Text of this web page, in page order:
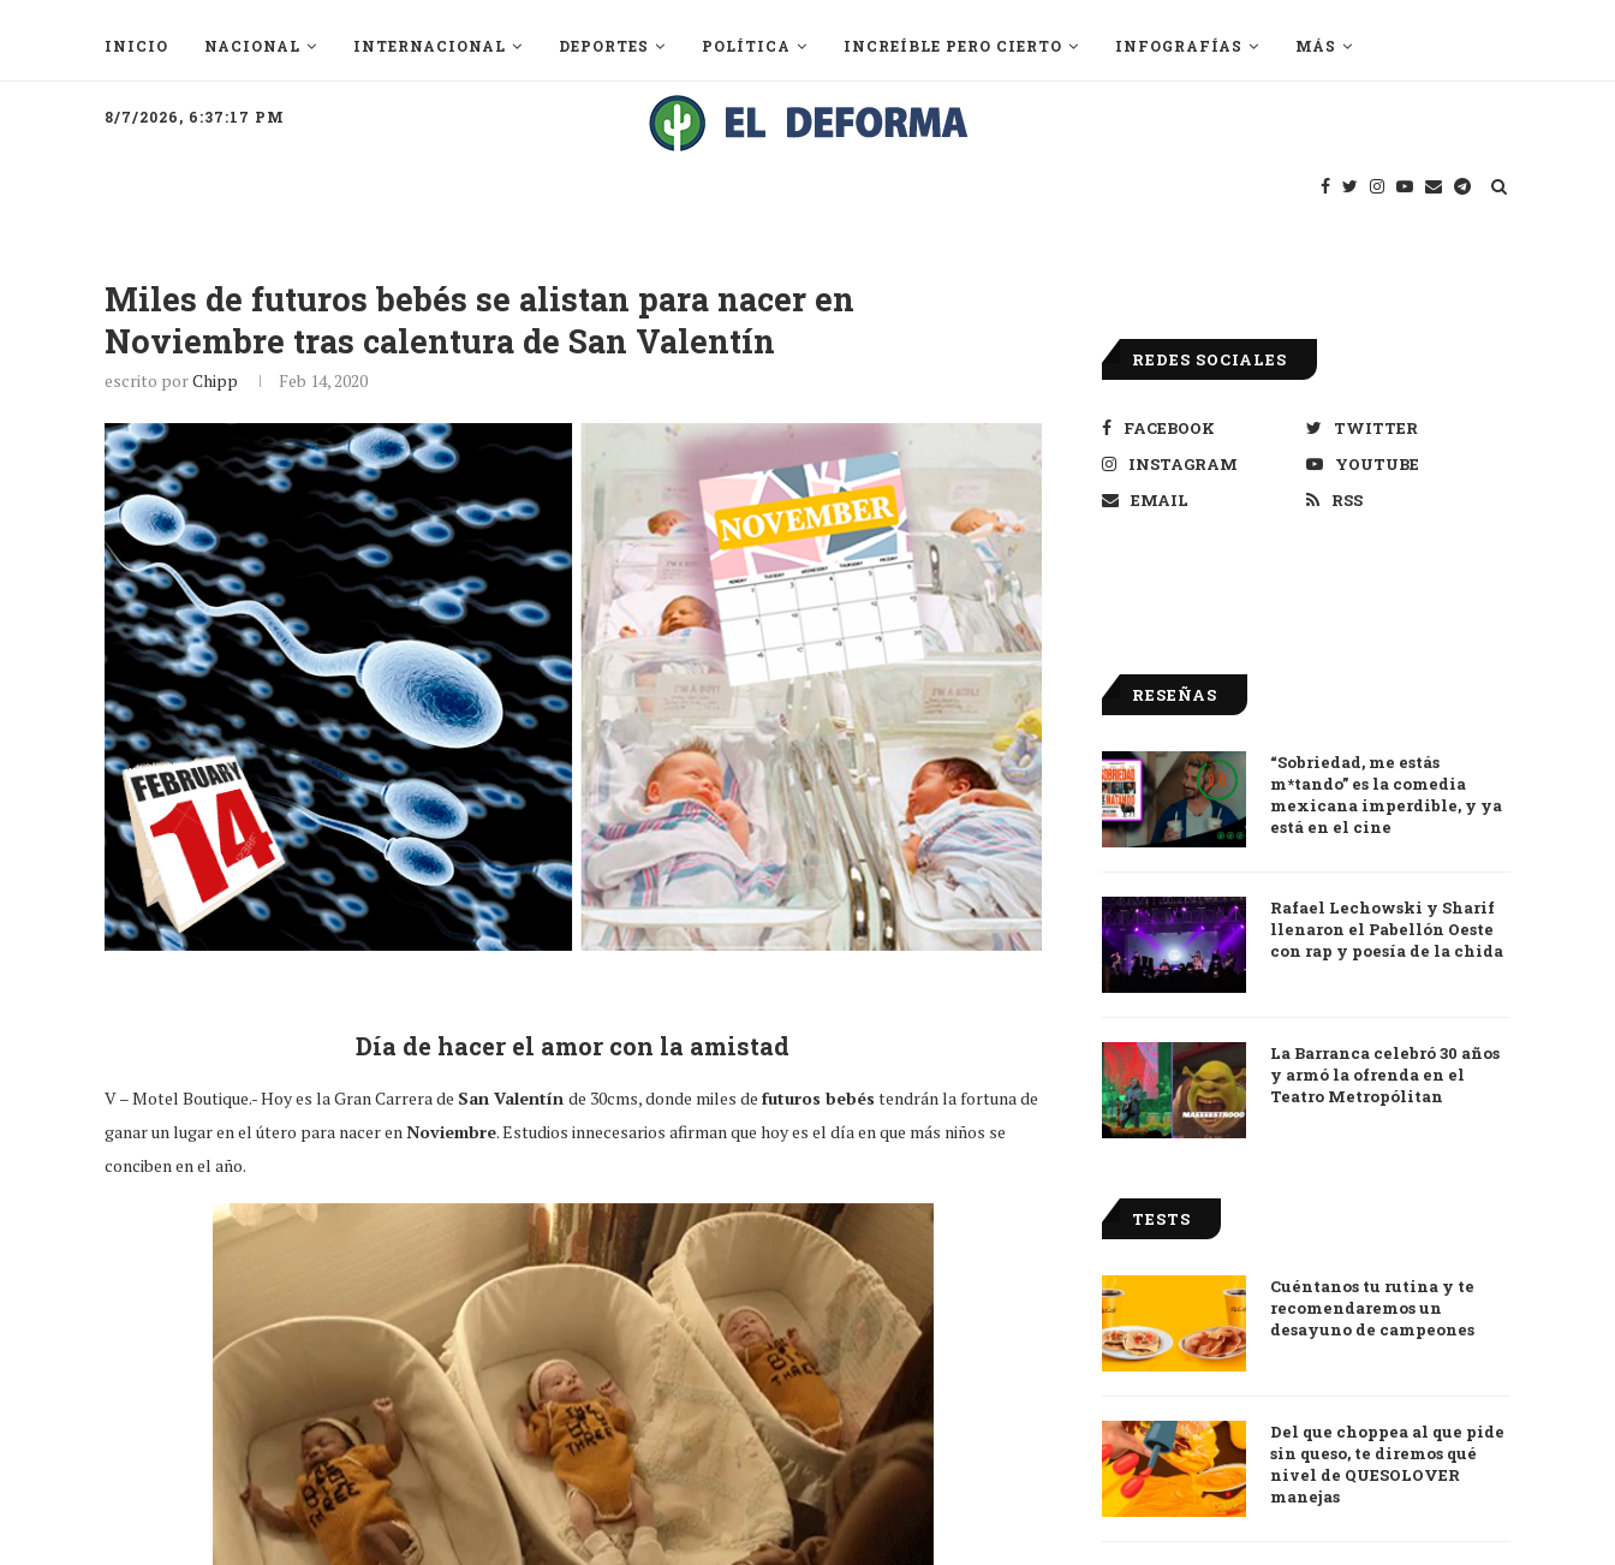
INICIO NACIONAL INTERNACIONAL DEPORTES POLÍTICA INCREÍBLE PERO CIERTO INFOGRAFÍAS MÁS
8/7/2026, 6:37:17 PM
Miles de futuros bebés se alistan para nacer en
Noviembre tras calentura de San Valentín
escrito porChipp Feb 14, 2020
Día de hacer el amor con la amistad
V – Motel Boutique.- Hoy es la Gran Carrera de San Valentín de 30cms, donde miles de futuros bebés tendrán la fortuna de
ganar un lugar en el útero para nacer enNoviembre. Estudios innecesarios afirman que hoy es el día en que más niños se
conciben en el año.
REDES SOCIALES
FACEBOOK
TWITTER
INSTAGRAM
YOUTUBE
EMAIL
RSS
RESEÑAS
9.0
“Sobriedad, me estás
m*tando” es la comedia
mexicana imperdible, y ya
está en el cine
Rafael Lechowski y Sharif
llenaron el Pabellón Oeste
con rap y poesía de la chida
La Barranca celebró 30 años
y armó la ofrenda en el
Teatro Metropólitan
TESTS
Cuéntanos tu rutina y te
recomendaremos un
desayuno de campeones
Del que choppea al que pide
sin queso, te diremos qué
nivel de QUESOLOVER
manejas